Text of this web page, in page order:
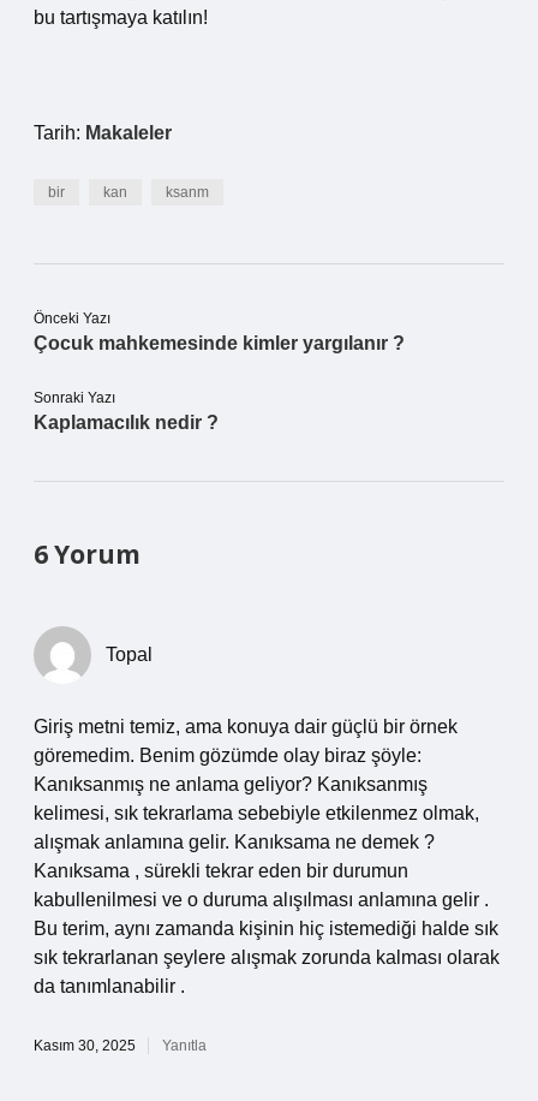
bu tartışmaya katılın!
Tarih: Makaleler
bir kan ksanm
Önceki Yazı
Çocuk mahkemesinde kimler yargılanır ?
Sonraki Yazı
Kaplamacılık nedir ?
6 Yorum
Topal
Giriş metni temiz, ama konuya dair güçlü bir örnek
göremedim. Benim gözümde olay biraz şöyle:
Kanıksanmış ne anlama geliyor? Kanıksanmış
kelimesi, sık tekrarlama sebebiyle etkilenmez olmak,
alışmak anlamına gelir. Kanıksama ne demek ?
Kanıksama , sürekli tekrar eden bir durumun
kabullenilmesi ve o duruma alışılması anlamına gelir .
Bu terim, aynı zamanda kişinin hiç istemediği halde sık
sık tekrarlanan şeylere alışmak zorunda kalması olarak
da tanımlanabilir .
Kasım 30, 2025 Yanıtla